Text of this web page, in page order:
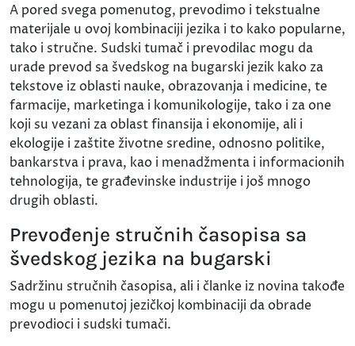
A pored svega pomenutog, prevodimo i tekstualne
materijale u ovoj kombinaciji jezika i to kako popularne,
tako i stručne. Sudski tumač i prevodilac mogu da
urade prevod sa švedskog na bugarski jezik kako za
tekstove iz oblasti nauke, obrazovanja i medicine, te
farmacije, marketinga i komunikologije, tako i za one
koji su vezani za oblast finansija i ekonomije, ali i
ekologije i zaštite životne sredine, odnosno politike,
bankarstva i prava, kao i menadžmenta i informacionih
tehnologija, te građevinske industrije i još mnogo
drugih oblasti.
Prevođenje stručnih časopisa sa
švedskog jezika na bugarski
Sadržinu stručnih časopisa, ali i članke iz novina takođe
mogu u pomenutoj jezičkoj kombinaciji da obrade
prevodioci i sudski tumači.